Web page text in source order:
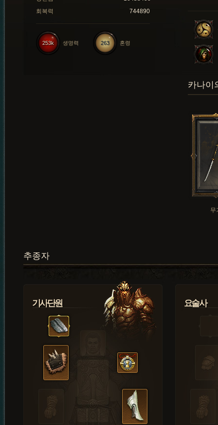
회복력
744890
263 혼령
253k 생명력
카나이
무
추종자
기사단원 요술사